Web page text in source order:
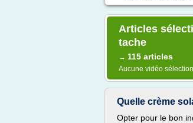
Articles
tache
→ 115 articles
Aucune vidéo
Quelle crème
Opter pour le bon